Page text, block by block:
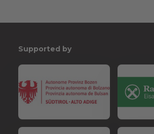
Supported by